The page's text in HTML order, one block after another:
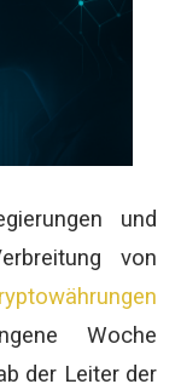
und
von
Woche
der Leiter der